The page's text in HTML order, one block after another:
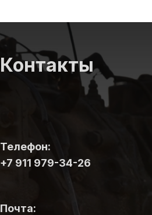
Контакты
Телефон:
+7 911 979-34-26
Почта: